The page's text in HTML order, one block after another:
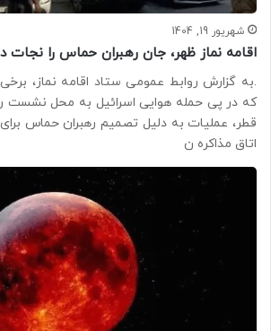
شهریور 19, 1404
اقامه نماز ظهر، جان رهبران حماس را نجات
.به گزارش روابط عمومی ستاد اقامه نماز،
که در پی حمله هوایی اسرائیل به محل نشست
قطر، عملیات به دلیل تصمیم رهبران حماس
اتاق مذاکره ن